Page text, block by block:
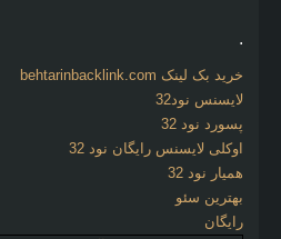
.
خرید بک لینک behtarinbacklink.com
لایسنس نود32
پسورد نود 32
اوکلی لایسنس رایگان نود 32
همیار نود 32
بهترین سئو
رایگان